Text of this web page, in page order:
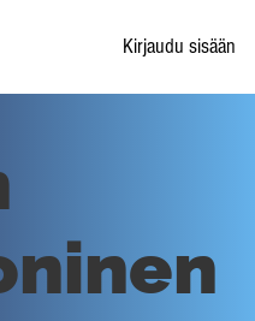
Kirjaudu sisään